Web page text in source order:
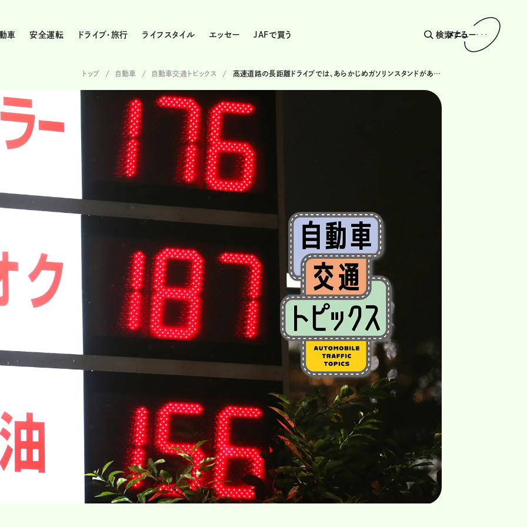
車 安全運転 ドライブ・旅行 ライフスタイル エッセー JAFで買う 検索する
メニュー
トップ 自動車 自動車交通トピックス 高速道路の長距離ドライブでは、あらかじめガソリンスタンドがあるSA・PAへの距離や価格の確認を